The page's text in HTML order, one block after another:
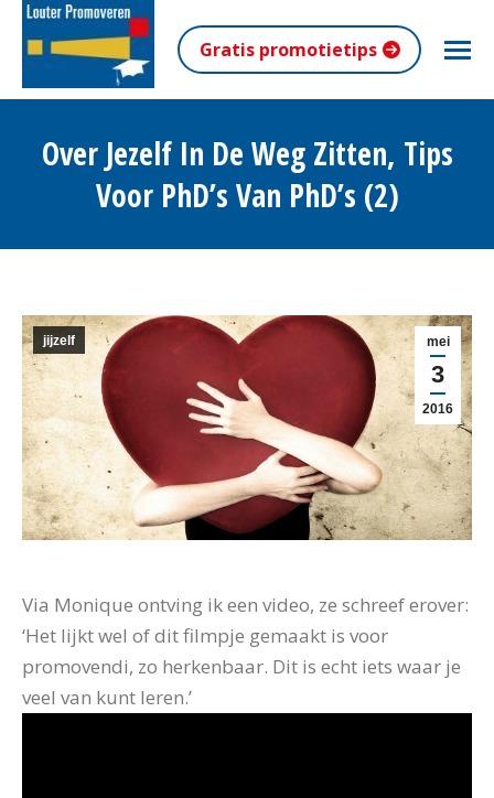
Gratis promotietips
Over Jezelf In De Weg Zitten, Tips
Voor PhD’s Van PhD’s (2)
mei
3
2016
jijzelf
Via Monique ontving ik een video, ze schreef erover:
‘Het lijkt wel of dit filmpje gemaakt is voor
promovendi, zo herkenbaar. Dit is echt iets waar je
veel van kunt leren.’